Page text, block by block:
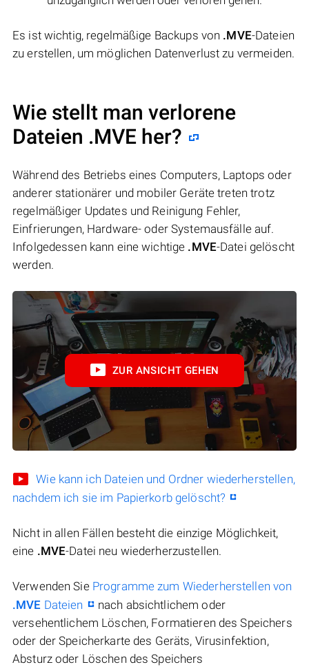
Es ist wichtig, regelmäßige Backups von .MVE-Dateien
zu erstellen, um möglichen Datenverlust zu vermeiden.
Wie stellt man verlorene
Dateien .MVE her?
Während des Betriebs eines Computers, Laptops oder
anderer stationärer und mobiler Geräte treten trotz
regelmäßiger Updates und Reinigung Fehler,
Einfrierungen, Hardware- oder Systemausfälle auf.
Infolgedessen kann eine wichtige .MVE-Datei gelöscht
werden.
ZUR ANSICHT GEHEN
Wie kann ich Dateien und Ordner wiederherstellen,
nachdem ich sie im Papierkorb gelöscht?
Nicht in allen Fällen besteht die einzige Möglichkeit,
eine .MVE-Datei neu wiederherzustellen.
Verwenden Sie Programme zum Wiederherstellen von
.MVE Dateien
nach absichtlichem oder
versehentlichem Löschen, Formatieren des Speichers
oder der Speicherkarte des Geräts, Virusinfektion,
Absturz oder Löschen des Speichers